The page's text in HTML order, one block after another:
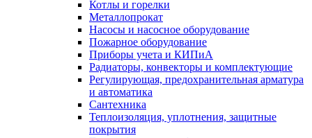
Котлы и горелки
Металлопрокат
Насосы и насосное оборудование
Пожарное оборудование
Приборы учета и КИПиА
Радиаторы, конвекторы и комплектующие
Регулирующая, предохранительная арматура
и автоматика
Сантехника
Теплоизоляция, уплотнения, защитные
покрытия